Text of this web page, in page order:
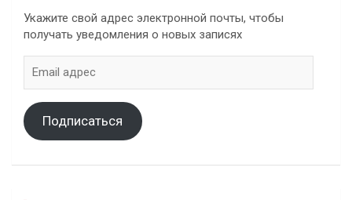
Укажите свой адрес электронной почты, чтобы
получать уведомления о новых записях
адрес
Подписаться